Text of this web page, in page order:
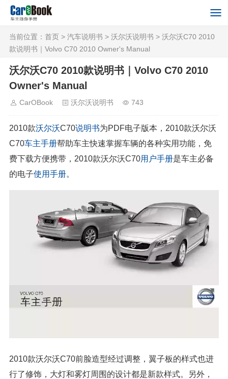
当前位置： 首页 > 汽车说明书 > 沃尔沃说明书 > 沃尔沃C70 2010
款说明书｜Volvo C70 2010 Owner's Manual
沃尔沃C70 2010款说明书｜Volvo C70 2010
Owner's Manual
CarOBook 沃尔沃说明书 743
2010款沃尔沃C70说明书为PDF电子版本，2010款沃尔沃
C70车主手册帮助车主快速掌握车辆的各种实用功能，免
费下载方便携带，2010款沃尔沃C70用户手册是车主必备
的电子使用手册。
2010款沃尔沃C70前脸造型经过调整，翼子板的样式也进
行了修饰，大灯和雾灯周围的设计都是新款样式。另外，